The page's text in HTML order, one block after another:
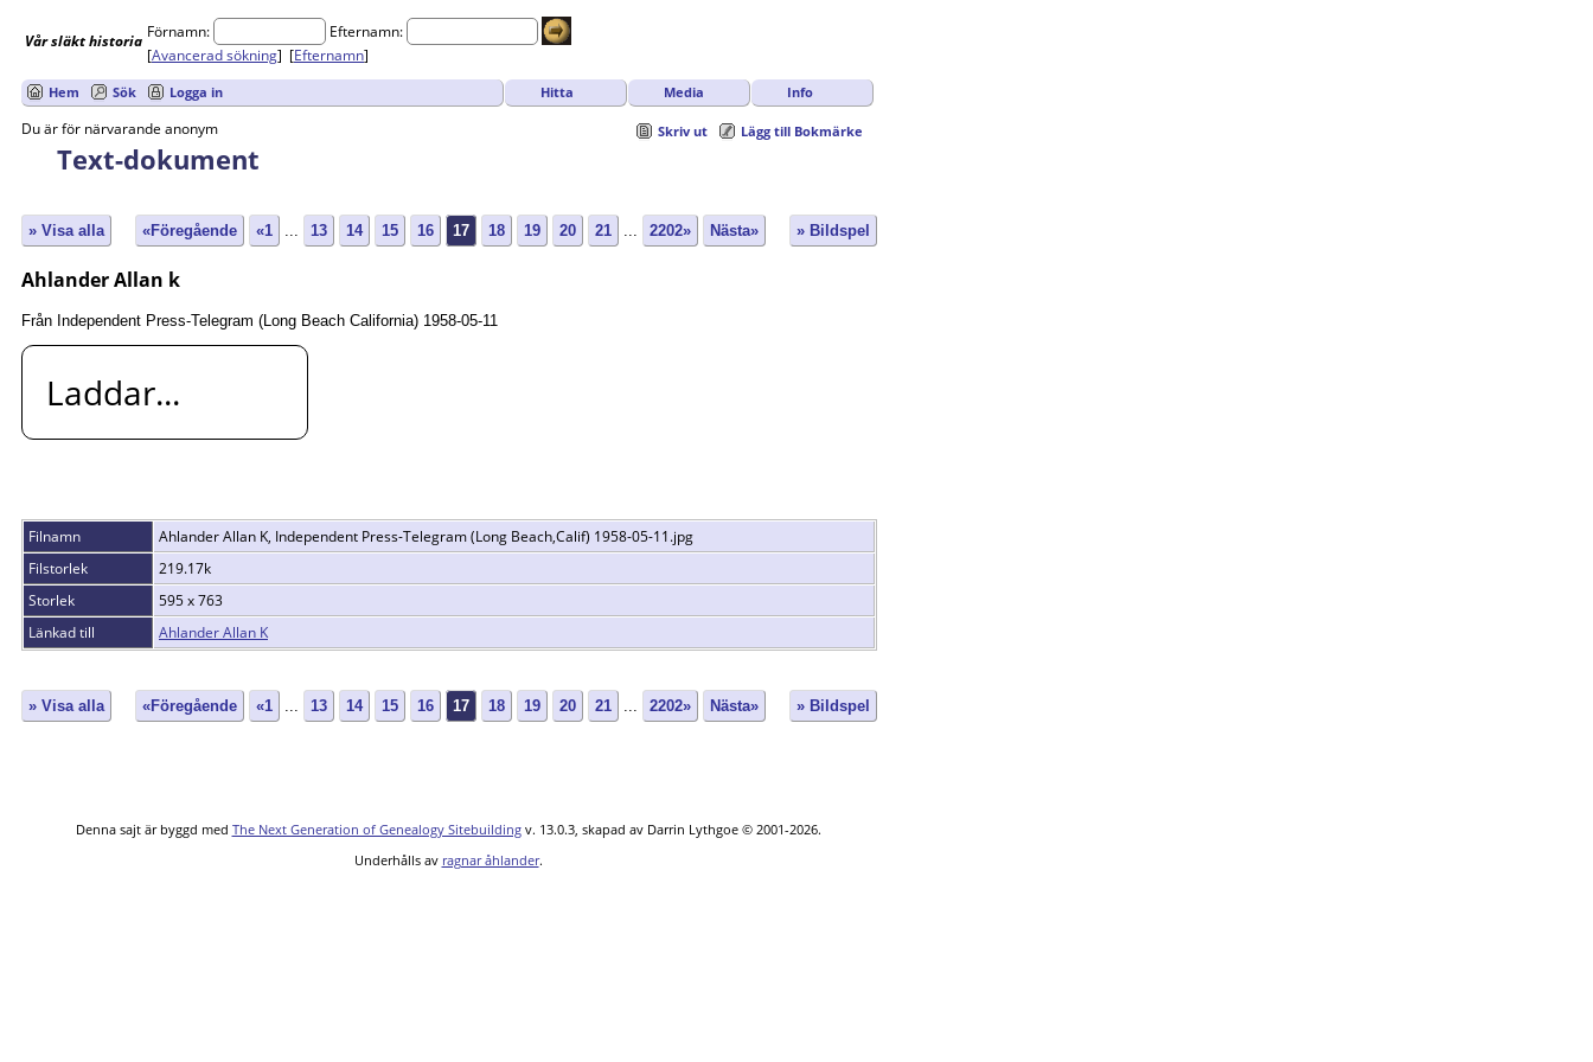
Vårsläkthistoria Förnamn:
Efternamn:
[Avancerad sökning] [Efternamn]
Hem Sök Logga in Hitta Media Info
Skriv ut Lägg till Bokmärke
Du är för närvarande anonym
Text-dokument
» Visa alla «Föregående «1 ... 13 14 15 16 17 18 19 20 21 ... 2202» Nästa» » Bildspel
Ahlander Allan k
Från Independent Press-Telegram (Long Beach California) 1958-05-11
Laddar...
Filnamn
Ahlander Allan K, Independent Press-Telegram (Long Beach,Calif) 1958-05-11.jpg
Filstorlek
219.17k
Storlek
595 x 763
Länkad till
Ahlander Allan K
» Visa alla «Föregående «1 ... 13 14 15 16 17 18 19 20 21 ... 2202» Nästa» » Bildspel
Denna sajt är byggd med The Next Generation of Genealogy Sitebuildingv. 13.0.3, skapad av Darrin Lythgoe © 2001-2026.
Underhålls av ragnar åhlander.